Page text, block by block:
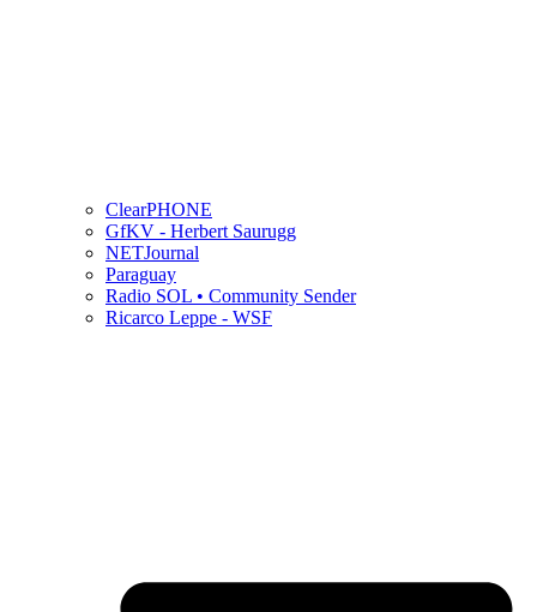
ClearPHONE
GfKV - Herbert Saurugg
NETJournal
Paraguay
Radio SOL • Community Sender
Ricarco Leppe - WSF